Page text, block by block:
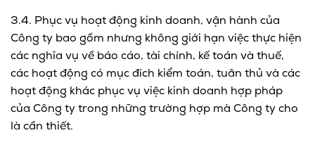
3.4. Phục vụ hoạt động kinh doanh, vận hành của
Công ty bao gồm nhưng không giới hạn việc thực hiện
các nghĩa vụ về báo cáo, tài chính, kế toán và thuế,
các hoạt động có mục đích kiểm toán, tuân thủ và các
hoạt động khác phục vụ việc kinh doanh hợp pháp
của Công ty trong những trường hợp mà Công ty cho
là cần thiết.